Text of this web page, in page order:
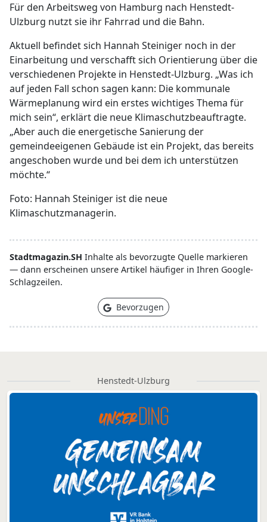
Für den Arbeitsweg von Hamburg nach Henstedt-
Ulzburg nutzt sie ihr Fahrrad und die Bahn.
Aktuell befindet sich Hannah Steiniger noch in der
Einarbeitung und verschafft sich Orientierung über die
verschiedenen Projekte in Henstedt-Ulzburg. „Was ich
auf jeden Fall schon sagen kann: Die kommunale
Wärmeplanung wird ein erstes wichtiges Thema für
mich sein“, erklärt die neue Klimaschutzbeauftragte.
„Aber auch die energetische Sanierung der
gemeindeeigenen Gebäude ist ein Projekt, das bereits
angeschoben wurde und bei dem ich unterstützen
möchte.“
Foto: Hannah Steiniger ist die neue
Klimaschutzmanagerin.
Stadtmagazin.SH Inhalte als bevorzugte Quelle markieren
— dann erscheinen unsere Artikel häufiger in Ihren Google-
Schlagzeilen.
Bevorzugen
Henstedt-Ulzburg